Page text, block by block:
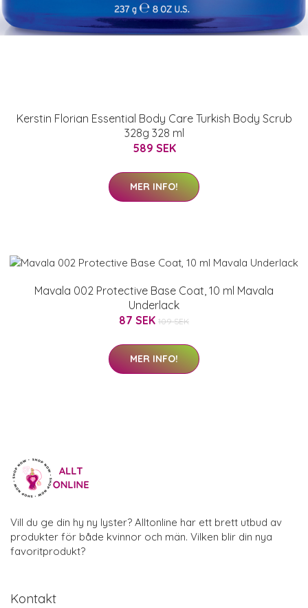
Kerstin Florian Essential Body Care Turkish Body Scrub
328g 328 ml
589 SEK
MER INFO!
Mavala 002 Protective Base Coat, 10 ml Mavala
Underlack
87 SEK 109 SEK
MER INFO!
Vill du ge din hy ny lyster? Alltonline har ett brett utbud av
produkter för både kvinnor och män. Vilken blir din nya
favoritprodukt?
Kontakt